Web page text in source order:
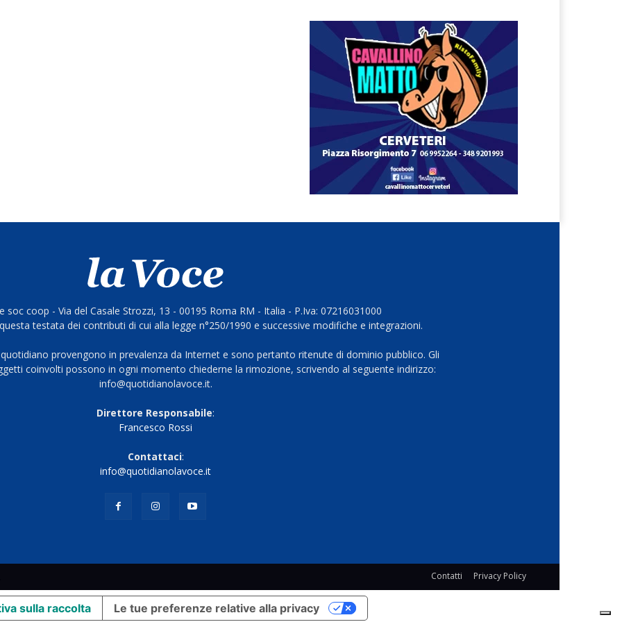
soc coop - Via del Casale Strozzi, 13 - 00195 Roma RM - Italia - P.Iva: 07216031000
testata dei contributi di cui alla legge n°250/1990 e successive modifiche e integrazioni.
provengono in prevalenza da Internet e sono pertanto ritenute di dominio pubblico. Gli
coinvolti possono in ogni momento chiederne la rimozione, scrivendo al seguente indirizzo:
info@quotidianolavoce.it.
Direttore Responsabile:
Francesco Rossi
Contattaci:
info@quotidianolavoce.it
Contatti Privacy Policy
sulla raccolta Le tue preferenze relative alla privacy